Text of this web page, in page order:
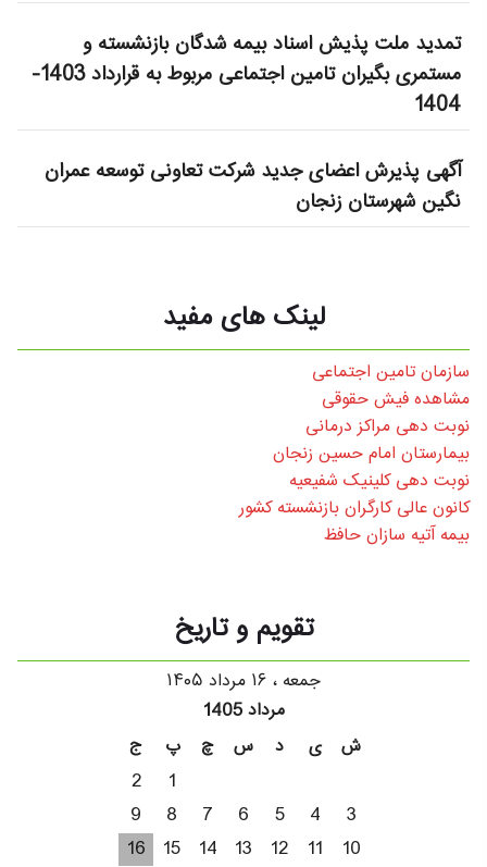
تمدید ملت پذیش اسناد بیمه شدگان بازنشسته و
مستمری بگیران تامین اجتماعی مربوط به قرارداد 1403-
1404
آگهی پذیرش اعضای جدید شرکت تعاونی توسعه عمران
نگین شهرستان زنجان
لینک های مفید
سازمان تامین اجتماعی
مشاهده فیش حقوقی
نوبت دهی مراکز درمانی
بیمارستان امام حسین زنجان
نوبت دهی کلینیک شفیعیه
کانون عالی کارگران بازنشسته کشور
بیمه آتیه سازان حافظ
تقویم و تاریخ
جمعه ، ۱۶ مرداد ۱۴۰۵
مرداد 1405
ج
پ چ س د ی
ش
2
1
9
8 7 6 5 4
3
16
15 14 13 12 11
10